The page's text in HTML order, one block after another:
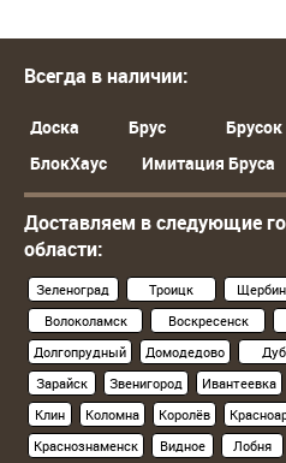
Всегда в наличии:
Доска Брус Брусок
БлокХаус
Имитация Бруса
Доставляем в следующие
области:
Зеленоград Троицк
Волоколамск
Воскресенск
Долгопрудный
Домодедово
Зарайск
Звенигород Ивантеевка
Клин
Коломна Королёв
Краснознаменск
Видное Лобня